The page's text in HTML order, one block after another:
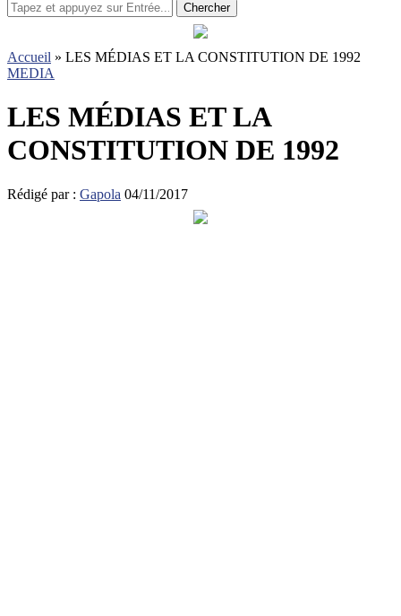
Chercher
Accueil » LES MÉDIAS ET LA CONSTITUTION DE 1992
MEDIA
LES MÉDIAS ET LA
CONSTITUTION DE 1992
Rédigé par : Gapola 04/11/2017